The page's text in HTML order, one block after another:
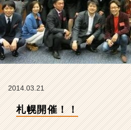
ム
ラ
イ
ン】
|
ベ
2014.03.21
札幌開催！！